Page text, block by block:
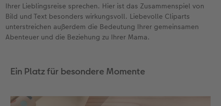
Ihrer Lieblingsreise sprechen. Hier ist das Zusammenspiel von
Bild und Text besonders wirkungsvoll. Liebevolle Cliparts
unterstreichen außerdem die Bedeutung Ihrer gemeinsamen
Abenteuer und die Beziehung zu Ihrer Mama.
Ein Platz für besondere Momente